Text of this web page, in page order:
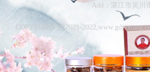
Add：湛江市吴川
COPYRIGHT © 2021-